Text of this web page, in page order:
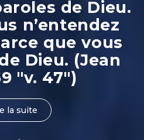
de Dieu.
n’entendez
que vous
Dieu. (Jean
"v. 47")
la suite